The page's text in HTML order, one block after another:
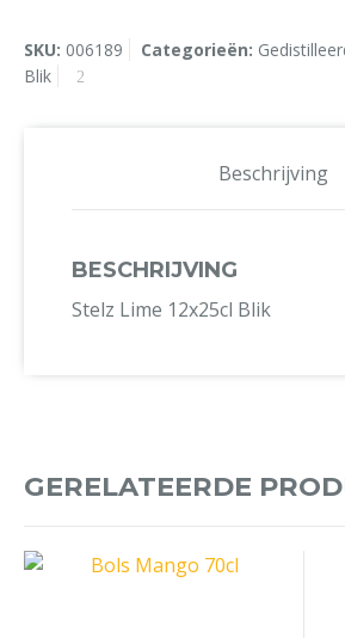
SKU: 006189 Categorieën:
Blik
Beschrijving
BESCHRIJVING
Stelz Lime 12x25cl Blik
GERELATEERDE